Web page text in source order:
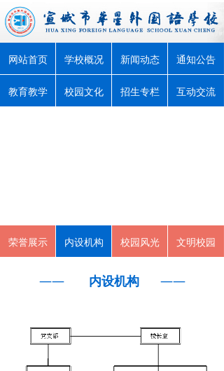
网站首页 学校概况 新闻动态 通知公告
教育教学 校园文化 招生专栏 互动交流
荣誉展示 内设机构 校园风光 文明校园
—— 内设机构 ——